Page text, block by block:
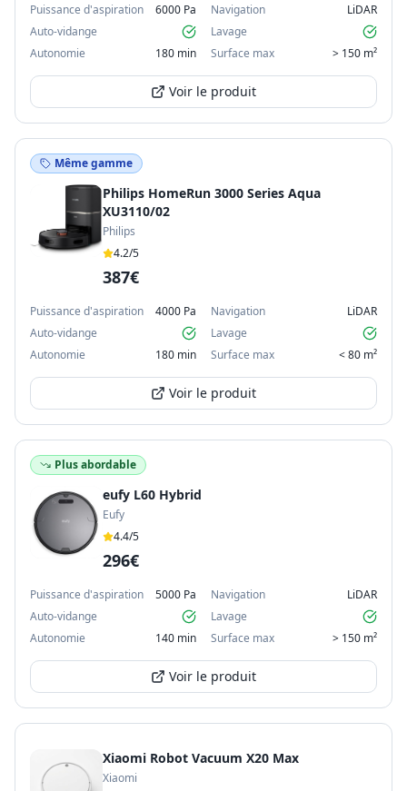
Puissance d'aspiration 6000 Pa Navigation
LiDAR
Auto-vidange
Lavage
Autonomie
180 min Surface max > 150 m²
Voir le produit
Même gamme
Philips HomeRun 3000 Series Aqua
XU3110/02
Philips
4.2/5
387€
Puissance d'aspiration 4000 Pa Navigation
LiDAR
Auto-vidange
Lavage
Autonomie
180 min Surface max < 80 m²
Voir le produit
Plus abordable
eufy L60 Hybrid
Eufy
4.4/5
296€
Puissance d'aspiration 5000 Pa Navigation
LiDAR
Auto-vidange
Lavage
Autonomie
140 min Surface max > 150 m²
Voir le produit
Xiaomi Robot Vacuum X20 Max
Xiaomi